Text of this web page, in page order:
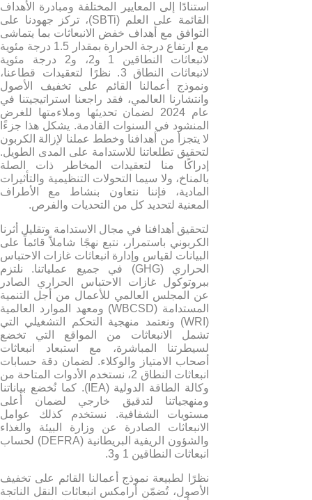
استنادًا إلى المعايير المختلفة ومبادرة الأهداف
القائمة على العلم (SBTi)، تركز جهودنا على
التوافق مع أهداف خفض الانبعاثات بما يتماشى
مع ارتفاع درجة الحرارة بمقدار 1.5 درجة مئوية
لانبعاثات النطاقين 1 و2، و2 درجة مئوية
لانبعاثات النطاق 3. نظرًا لتعقيدات قطاعنا،
ونموذج أعمالنا القائم على تخفيف الأصول
وانتشارنا العالمي، فقد راجعنا استراتيجيتنا في
عام 2024 لضمان تحديثها وملاءمتها للغرض
المنشود في السنوات القادمة. يشكل هذا جزءًا
لا يتجزأ من أهدافنا وخطط عملنا لإزالة الكربون
لتحقيق تطلعاتنا للاستدامة على المدى الطويل.
إدراكًا منا لتعقيدات المخاطر ذات الصلة
بالمناخ، ولا سيما التحولات التنظيمية والتأثيرات
المادية، فإننا نتعاون بنشاط مع الأطراف
المعنية لتحديد كل من التحديات والفرص.
لتحقيق أهدافنا في مجال الاستدامة وتقليل أثرنا
الكربوني باستمرار، نتبع نهجًا شاملاً قائماً على
البيانات لقياس وإدارة انبعاثات غازات الاحتباس
الحراري (GHG) في جميع عملياتنا. نلتزم
ببروتوكول غازات الاحتباس الحراري الصادر
عن المجلس العالمي للأعمال من أجل التنمية
المستدامة (WBCSD) ومعهد الموارد العالمية
(WRI) ونعتمد منهجية التحكم التشغيلي التي
تشمل الانبعاثات من المواقع التي تخضع
لسيطرتنا المباشرة، مع استبعاد انبعاثات
أصحاب الامتياز والوكلاء. لضمان دقة حسابات
انبعاثات النطاق 2، نستخدم الأدوات المتاحة من
وكالة الطاقة الدولية (IEA). كما نُخضع بياناتنا
ومنهجياتنا لتدقيق خارجي لضمان أعلى
مستويات الشفافية. نستخدم كذلك عوامل
الانبعاثات الصادرة عن وزارة البيئة والغذاء
والشؤون الريفية البريطانية (DEFRA) لحساب
انبعاثات النطاقين 1 و3.
نظرًا لطبيعة نموذج أعمالنا القائم على تخفيف
الأصول، تُضمّن أرامكس انبعاثات النقل الناتجة